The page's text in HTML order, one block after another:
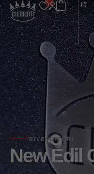
IT
RIVENDITORI
New Edil